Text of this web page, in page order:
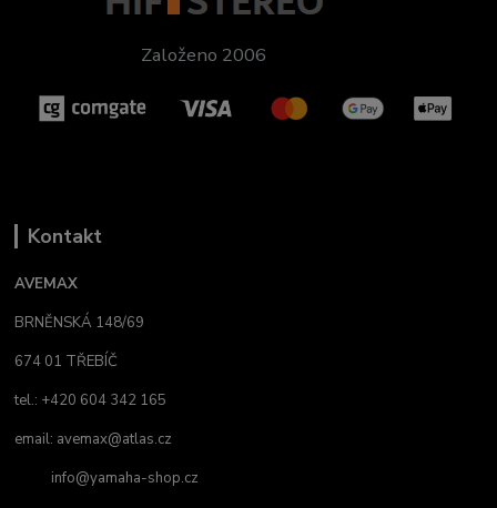
Založeno 2006
Kontakt
AVEMAX
BRNĚNSKÁ 148/69
674 01 TŘEBÍČ
tel.: +420 604 342 165
email: avemax@atlas.cz
info@yamaha-shop.cz